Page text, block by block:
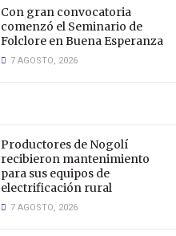
Con gran convocatoria
comenzó el Seminario de
Folclore en Buena Esperanza
7 AGOSTO, 2026
Productores de Nogolí
recibieron mantenimiento
para sus equipos de
electrificación rural
7 AGOSTO, 2026